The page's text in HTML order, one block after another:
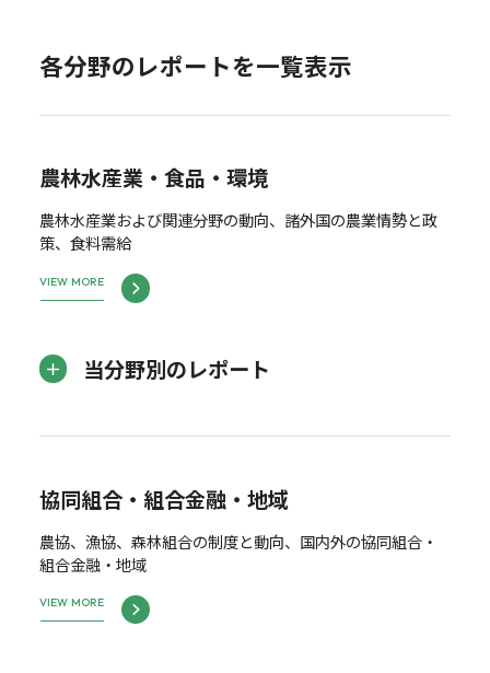
各分野のレポートを一覧表示
農林水産業・食品・環境
農林水産業および関連分野の動向、諸外国の農業情勢と政
策、食料需給
VIEW MORE
当分野別のレポート
協同組合・組合金融・地域
農協、漁協、森林組合の制度と動向、国内外の協同組合・
組合金融・地域
VIEW MORE